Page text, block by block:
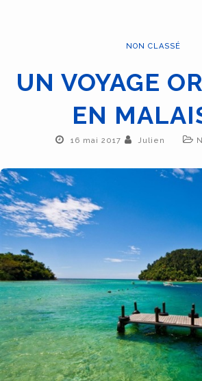
NON CLASSÉ
UN VOYAGE
EN
16 mai 2017 Julien